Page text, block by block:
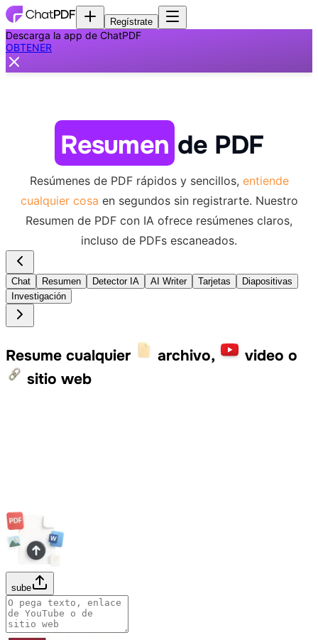
Regístrate
Descarga la app de ChatPDF
OBTENER
Resumen de PDF
Resúmenes de PDF rápidos y sencillos, entiende
cualquier cosa en segundos sin registrarte. Nuestro
Resumen de PDF con IA ofrece resúmenes claros,
incluso de PDFs escaneados.
Chat Resumen Detector IA AI Writer Tarjetas
Diapositivas
Investigación
Resume cualquier archivo,
video o
sitio web
sube